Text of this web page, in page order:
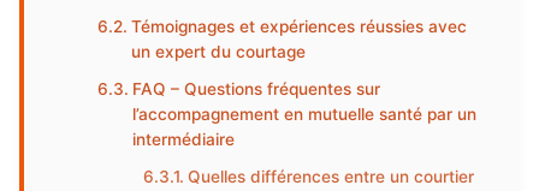
Témoignages et expériences réussies avec
un expert du courtage
FAQ – Questions fréquentes sur
l’accompagnement en mutuelle santé par un
intermédiaire
Quelles différences entre un courtier